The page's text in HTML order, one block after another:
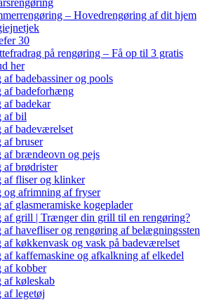
– Hovedrengøring af dit hjem
30
på rengøring – Få op til 3 gratis
her
badebassiner og pools
af badeforhæng
af badekar
af bil
af badeværelset
af bruser
af brændeovn og pejs
af brødrister
af fliser og klinker
og afrimning af fryser
af glasmeramiske kogeplader
af grill | Trænger din grill til en rengøring?
af havefliser og rengøring af belægningssten
af køkkenvask og vask på badeværelset
af kaffemaskine og afkalkning af elkedel
af kobber
af køleskab
af legetøj